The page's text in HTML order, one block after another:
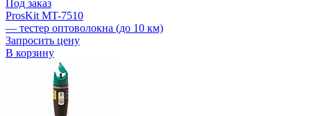
Под заказ
ProsKit MT-7510
— тестер оптоволокна (до 10 км)
Запросить цену
В корзину